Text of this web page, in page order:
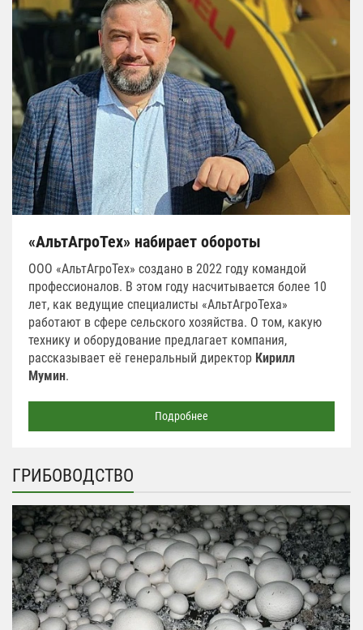
«АльтАгроТех» набирает обороты
ООО «АльтАгроТех» создано в 2022 году командой
профессионалов. В этом году насчитывается более 10
лет, как ведущие специалисты «АльтАгроТеха»
работают в сфере сельского хозяйства. О том, какую
технику и оборудование предлагает компания,
рассказывает её генеральный директор Кирилл
Мумин.
Подробнее
ГРИБОВОДСТВО